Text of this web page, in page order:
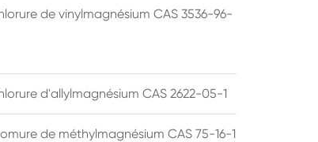
de vinylmagnésium CAS 3536-96-
d'allylmagnésium CAS 2622-05-1
de méthylmagnésium CAS 75-16-1